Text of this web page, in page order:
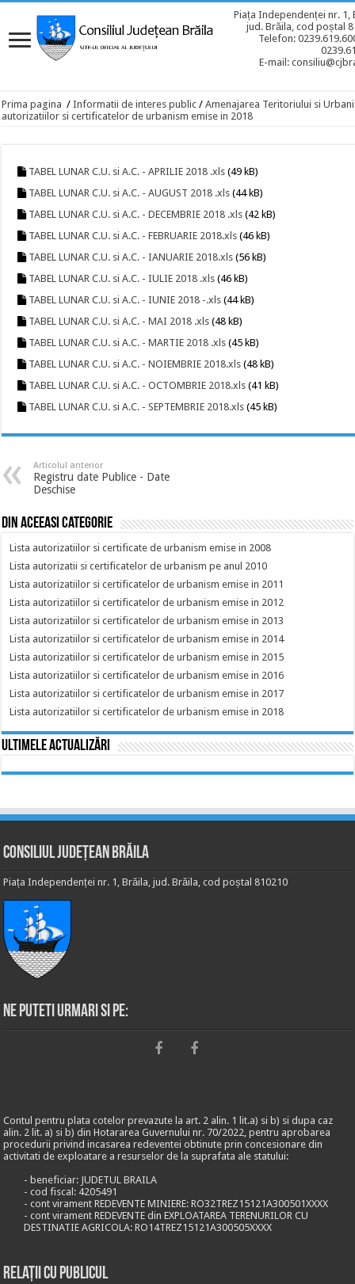
Piața Independenței nr. 1,
jud. Brăila, cod poștal
Telefon:
E-mail:
Prima pagina / Informatii de interes public / Amenajarea Teritoriului si
autorizatiilor si certificatelor de urbanism emise in 2018
TABEL LUNAR C.U. si A.C. - APRILIE 2018 .xls (49 kB)
TABEL LUNAR C.U. si A.C. - AUGUST 2018 .xls (44 kB)
TABEL LUNAR C.U. si A.C. - DECEMBRIE 2018 .xls (42 kB)
TABEL LUNAR C.U. si A.C. - FEBRUARIE 2018.xls (46 kB)
TABEL LUNAR C.U. si A.C. - IANUARIE 2018.xls (56 kB)
TABEL LUNAR C.U. si A.C. - IULIE 2018 .xls (46 kB)
TABEL LUNAR C.U. si A.C. - IUNIE 2018 -.xls (44 kB)
TABEL LUNAR C.U. si A.C. - MAI 2018 .xls (48 kB)
TABEL LUNAR C.U. si A.C. - MARTIE 2018 .xls (45 kB)
TABEL LUNAR C.U. si A.C. - NOIEMBRIE 2018.xls (48 kB)
TABEL LUNAR C.U. si A.C. - OCTOMBRIE 2018.xls (41 kB)
TABEL LUNAR C.U. si A.C. - SEPTEMBRIE 2018.xls (45 kB)
Articolul anterior
Registru date Publice - Date
Deschise
Din aceeasi categorie
Lista autorizatiilor si certificate de urbanism emise in 2008
Lista autorizatii si certificatelor de urbanism pe anul 2010
Lista autorizatiilor si certificatelor de urbanism emise in 2011
Lista autorizatiilor si certificatelor de urbanism emise in 2012
Lista autorizatiilor si certificatelor de urbanism emise in 2013
Lista autorizatiilor si certificatelor de urbanism emise in 2014
Lista autorizatiilor si certificatelor de urbanism emise in 2015
Lista autorizatiilor si certificatelor de urbanism emise in 2016
Lista autorizatiilor si certificatelor de urbanism emise in 2017
Lista autorizatiilor si certificatelor de urbanism emise in 2018
Ultimele actualizări
Consiliul Județean Brăila
Piața Independenței nr. 1, Brăila, jud. Brăila, cod poștal 810210
Ne puteti urmari si pe:
Contul pentru plata cotelor prevazute la art. 2 alin. 1 lit.a) si b) si dupa caz
alin. 2 lit. a) si b) din Hotararea Guvernului nr. 70/2022, pentru aprobarea
procedurii privind incasarea redeventei obtinute prin concesionare din
activitati de exploatare a resurselor de la suprafata ale statului:
- beneficiar: JUDETUL BRAILA
- cod fiscal: 4205491
- cont virament REDEVENTE MINIERE: RO32TREZ15121A300501XXXX
- cont virament REDEVENTE din EXPLOATAREA TERENURILOR CU
DESTINATIE AGRICOLA: RO14TREZ15121A300505XXXX
Relații cu publicul